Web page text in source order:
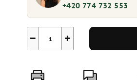
+420 774 732 553
+
−